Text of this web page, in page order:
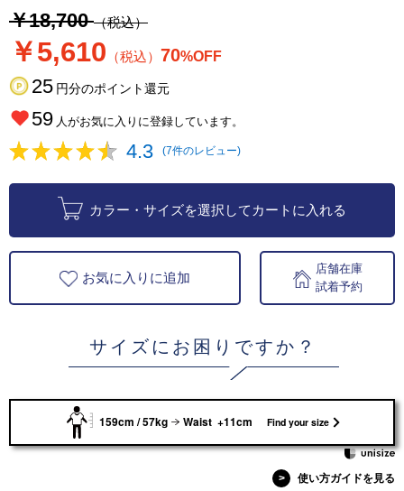
￥18,700（税込）
￥5,610 （税込） 70%OFF
25 円分のポイント還元
59 人がお気に入りに登録しています。
4.3 (7件のレビュー)
カラー・サイズを選択してカートに入れる
お気に入りに追加
店舗在庫
試着予約
サイズにお困りですか？
159cm / 57kg Waist +11cm Find your size
> 使い方ガイドを見る